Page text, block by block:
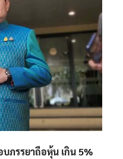
อบภรรยาถือหุ้น​ เกิน​ 5%